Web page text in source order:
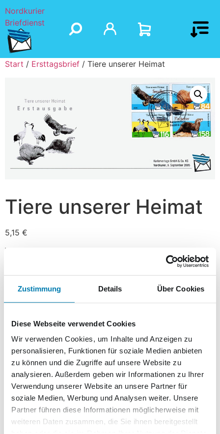
Zustimmung Details Über Cookies
Diese Webseite verwendet Cookies
Wir verwenden Cookies, um Inhalte und Anzeigen zu
personalisieren, Funktionen für soziale Medien anbieten
zu können und die Zugriffe auf unsere Website zu
analysieren. Außerdem geben wir Informationen zu Ihrer
Verwendung unserer Website an unsere Partner für
soziale Medien, Werbung und Analysen weiter. Unsere
Partner führen diese Informationen möglicherweise mit
weiteren Daten zusammen, die Sie ihnen bereitgestellt
Nordkurier
Briefdienst
Start / Ersttagsbrief / Tiere unserer Heimat
Tiere unserer Heimat
5,15 €
Vorrätig
In den Warenkorb
Beschreibung
Tiere unserer Heimat (Seeadler, Biber, Kraniche und
Fischotter) zieren als Motive dieser Edition die
farbenfrohen Wertmarken.
Ähnliche Produkte